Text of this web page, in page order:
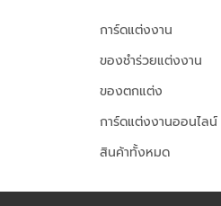
การ์ดแต่งงาน
ของชำร่วยแต่งงาน
ของตกแต่ง
การ์ดแต่งงานออนไลน์
สินค้าทั้งหมด